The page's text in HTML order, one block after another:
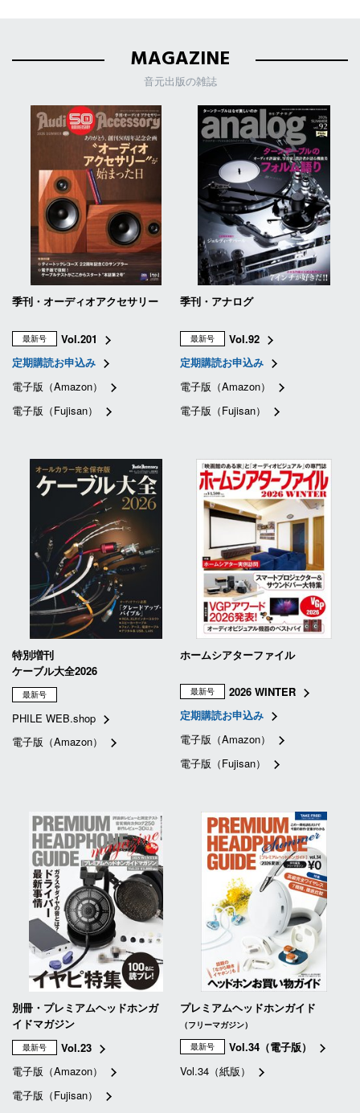
MAGAZINE
音元出版の雑誌
季刊・オーディオアクセサリー
最新号
Vol.201
定期購読お申込み
電子版（Amazon）
電子版（Fujisan）
季刊・アナログ
最新号
Vol.92
定期購読お申込み
電子版（Amazon）
電子版（Fujisan）
特別増刊
ケーブル大全2026
最新号
PHILE WEB.shop
電子版（Amazon）
ホームシアターファイル
最新号
2026 WINTER
定期購読お申込み
電子版（Amazon）
電子版（Fujisan）
別冊・プレミアムヘッドホンガ
イドマガジン
最新号
Vol.23
電子版（Amazon）
電子版（Fujisan）
プレミアムヘッドホンガイド
（フリーマガジン）
最新号
Vol.34（電子版）
Vol.34（紙版）